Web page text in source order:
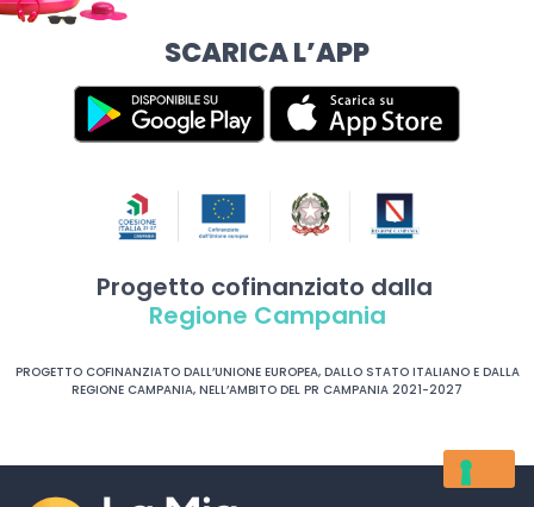
SCARICA L’APP
Progetto cofinanziato dalla
Regione Campania
PROGETTO COFINANZIATO DALL’UNIONE EUROPEA, DALLO STATO ITALIANO E DALLA
REGIONE CAMPANIA, NELL’AMBITO DEL PR CAMPANIA 2021-2027